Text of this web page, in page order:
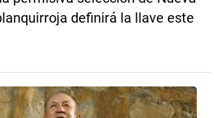
definirá la llave este